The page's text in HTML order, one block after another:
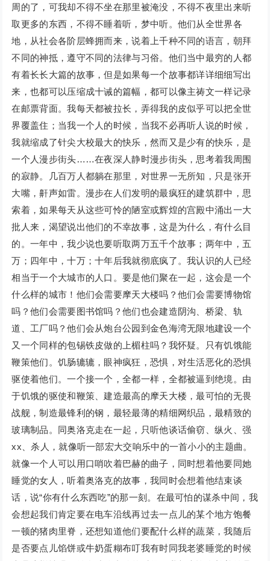
周的了，可我却不得不坐在那里被淹没，不得不夜里出来听
取更多的东西，不得不睡着听，梦中听。他们从全世界各
地，从社会各阶层蜂拥而来，说着上千种不同的语言，朝拜
不同的神抵，遵守不同的法律与习俗。他们当中最穷的人都
有着长长大篇的故事，但是如果每一个故事都详详细细写出
来，也都可以压缩成十诫的篇幅，都可以像主祷文一样记录
在邮票背面。我每天都被拉长，弄得我的皮似乎可以把全世
界覆盖住；当我一个人的时候，当我不必再听人说的时候，
我就缩成了针尖大校最大的快乐，然而又是少有的快乐，是
一个人漫步街头……在夜深人静时漫步街头，思考着我周围
的寂静。几百万人都躺在那里，对世界一无所知，只是张开
大嘴，鼾声如雷。漫步在人们发明的最疯狂的建筑群中，思
索着，如果每天从这些可怜的陋室或辉煌的宫殿中涌出一大
批人来，渴望说出他们的不幸故事，这是为什么，有什么目
的。一年中，我少说也要听取两万五千个故事；两年中，五
万；四年中，十万；十年后我就彻底疯了。我认识的人已经
相当于一个大城市的人口。要是他们聚在一起，这会是一个
什么样的城市！他们会需要摩天大楼吗？他们会需要博物馆
吗？他们会需要图书馆吗？他们也会建造阴沟、桥梁、轨
道、工厂吗？他们会从炮台公园到金色海湾无限地建设一个
又一个同样的包锡铁皮做的上楣柱吗？我怀疑。只有饥饿能
鞭策他们。饥肠辘辘，眼神疯狂，恐惧，对生活恶化的恐惧
驱使着他们。一个接一个，全都一样，全都被逼到绝境。由
于饥饿的驱使和鞭策、建造最高的摩天大楼，最可怕的无畏
战舰，制造最锋利的钢，最轻最薄的精细网织品，最精致的
玻璃制品。同奥洛克走在一起，只听他谈话偷窃、纵火、强
xx、杀人，就像听一部宏大交响乐中的一首小小的主题曲。
就像一个人可以用口哨吹着巴赫的曲子，同时想着他要同她
睡觉的女人，听着奥洛克的故事，我同时会想着他结束谈
话，说“你有什么东西吃”的那一刻。在最可怕的谋杀中间，我
会想起我们肯定要在电车沿线再过去一点儿的某个地方饱餐
一顿的猪肉里脊，还想知道他们要配什么样的蔬菜，我随后
是否要点儿馅饼或牛奶蛋糊布叮我有时同我老婆睡觉的时候